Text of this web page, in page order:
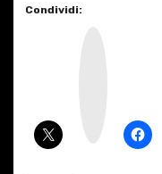
Condividi: